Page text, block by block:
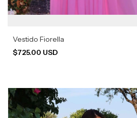
Vestido Fiorella
$725.00 USD